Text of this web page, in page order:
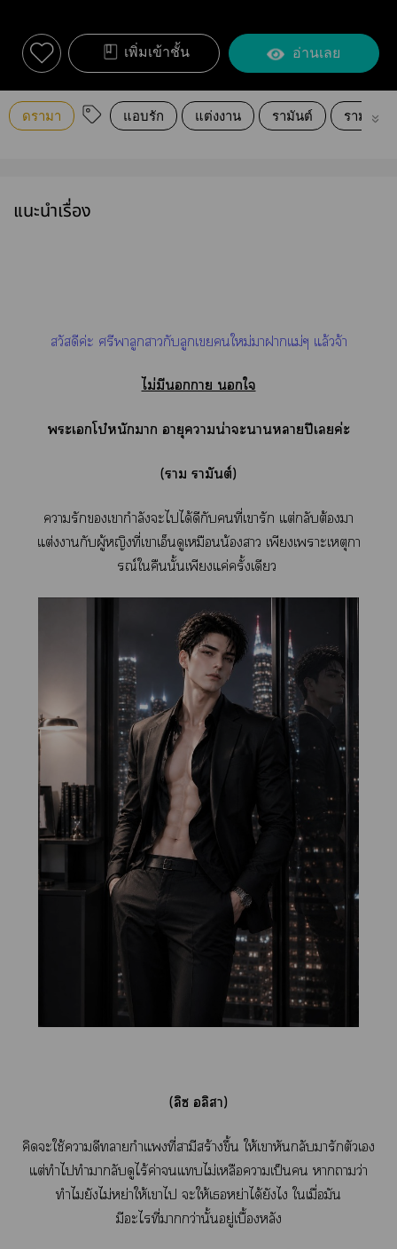
เพิ่มเข้าชั้น อ่านเลย
ดรามา แอบรัก แต่งงาน รามันต์ ราม
แนะนำเรื่อง
สวัสดีค่ะ ศรีพาลูกสาวกับลูกเขยใหม่าาแม่ๆ แล้วจ้า
ไม่มีนา ใ
ะเโบ๋หนักา อายุาน่าะาาปีเค่ะ
(า รามันต์)
ารักเากำลังะไได้ดีกับคนที่เารัก แต่กลับต้องา
แต่งากับผู้หญิงที่เาเอ็นดูเหมือนน้องา เพียงเาะเหตุกา
รณ์ใคืนนั้นเพียงแค่ครั้งเดียว
(ลิซ อลิา)
คิดะใช้าดีากำแที่สามีสร้างขึ้น ให้เาหันกลับมารักตัวเ
แต่ทำไทำาลับดูไร้ค่าแไม่เหลือาเป็น าาว่า
ทำไมยังไม่หย่าให้เาไ ะให้เหย่าได้ยังไ ใเมื่อมัน
มีะไที่ากว่านั้ยู่เบื้องหลัง